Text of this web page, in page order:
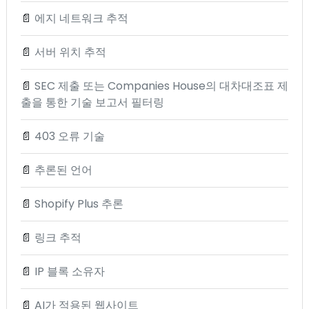
📄 에지 네트워크 추적
📄 서버 위치 추적
📄 SEC 제출 또는 Companies House의 대차대조표 제
출을 통한 기술 보고서 필터링
📄 403 오류 기술
📄 추론된 언어
📄 Shopify Plus 추론
📄 링크 추적
📄 IP 블록 소유자
📄 AI가 적용된 웹사이트